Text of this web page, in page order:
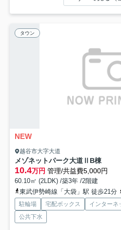
タウン
NEW
越谷市大字大道
メゾネットパーク大道ⅡB棟
10.4万円 管理/共益費5,000円
60.10㎡ (2LDK) /築3年 /2階建
東武伊勢崎線「大袋」駅 徒歩21分
駐輪場 宅配ボックス インターネ
公共下水